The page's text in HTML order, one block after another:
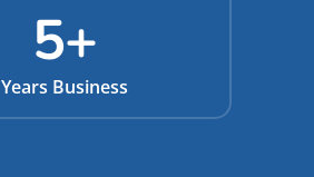
Years Business
5+